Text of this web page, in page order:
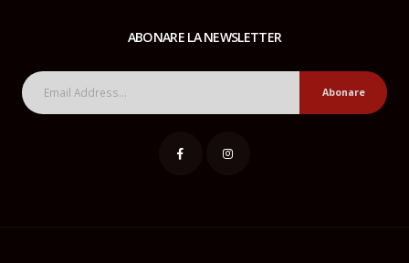
ABONARE LA NEWSLETTER
Abonare